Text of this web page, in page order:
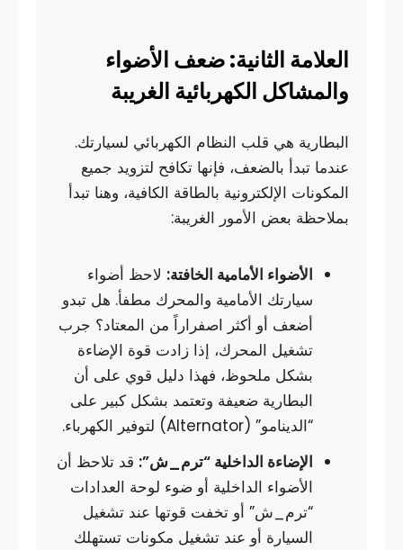
العلامة الثانية: ضعف الأضواء
والمشاكل الكهربائية الغريبة
البطارية هي قلب النظام الكهربائي لسيارتك.
عندما تبدأ بالضعف، فإنها تكافح لتزويد جميع
المكونات الإلكترونية بالطاقة الكافية، وهنا تبدأ
بملاحظة بعض الأمور الغريبة:
الأضواء الأمامية الخافتة: لاحظ أضواء
سيارتك الأمامية والمحرك مطفأ. هل تبدو
أضعف أو أكثر اصفراراً من المعتاد؟ جرب
تشغيل المحرك، إذا زادت قوة الإضاءة
بشكل ملحوظ، فهذا دليل قوي على أن
البطارية ضعيفة وتعتمد بشكل كبير على
“الدينامو” (Alternator) لتوفير الكهرباء.
الإضاءة الداخلية “ترم_ش”: قد تلاحظ أن
الأضواء الداخلية أو ضوء لوحة العدادات
“ترم_ش” أو تخفت قوتها عند تشغيل
السيارة أو عند تشغيل مكونات تستهلك